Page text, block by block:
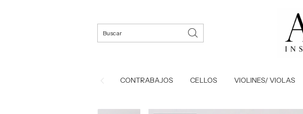
CONTRABAJOS CELLOS VIOLINES/ VIOLAS